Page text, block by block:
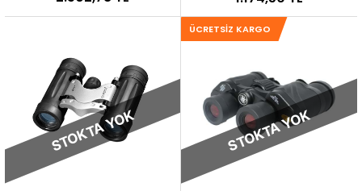
STOKTA YOK STOKTA YOK
ÜCRETSIZ KARGO